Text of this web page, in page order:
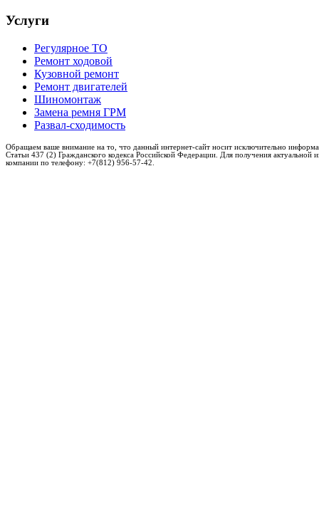
Услуги
Регулярное ТО
Ремонт ходовой
Кузовной ремонт
Ремонт двигателей
Шиномонтаж
Замена ремня ГРМ
Развал-сходимость
Обращаем ваше внимание на то, что данный интернет-сайт носит исключительно
Статьи 437 (2) Гражданского кодекса Российской Федерации. Для получения
компании по телефону: +7(812) 956-57-42.